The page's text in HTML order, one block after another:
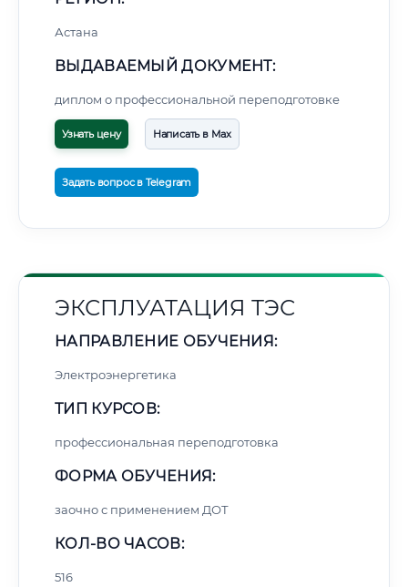
Астана
ВЫДАВАЕМЫЙ ДОКУМЕНТ:
диплом о профессиональной переподготовке
Узнать цену Написать в Max
Задать вопрос в Telegram
ЭКСПЛУАТАЦИЯ ТЭС
НАПРАВЛЕНИЕ ОБУЧЕНИЯ:
Электроэнергетика
ТИП КУРСОВ:
профессиональная переподготовка
ФОРМА ОБУЧЕНИЯ:
заочно с применением ДОТ
КОЛ-ВО ЧАСОВ:
516